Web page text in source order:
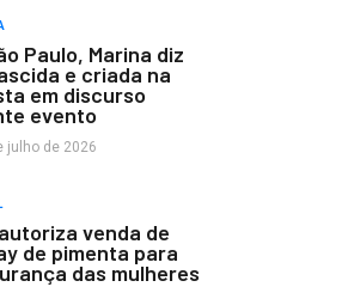
Paulo, Marina diz
e criada na
em discurso
evento
julho de 2026
venda de
de pimenta para
das mulheres